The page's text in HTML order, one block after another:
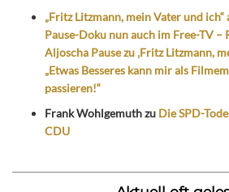
„Fritz Litzmann, mein Vater und ich“
Pause-Doku nun auch im Free-TV –
Aljoscha Pause zu ‚Fritz Litzmann,
„Etwas Besseres kann mir als
passieren!“
Frank Wohlgemuthzu Die SPD-
CDU